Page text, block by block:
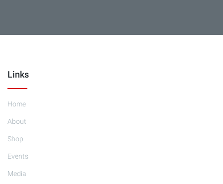
Links
Home
About
Shop
Events
Media